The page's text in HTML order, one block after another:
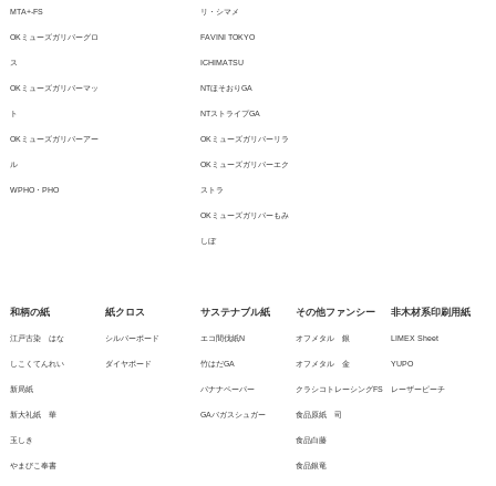
MTA+-FS
OKミューズガリバーグロ
ス
OKミューズガリバーマッ
ト
OKミューズガリバーアー
ル
WPHO・PHO
リ・シマメ
FAVINI TOKYO
ICHIMATSU
NTほそおりGA
NTストライプGA
OKミューズガリバーリラ
OKミューズガリバーエク
ストラ
OKミューズガリバーもみ
しぼ
和柄の紙
江戸古染 はな
しこくてんれい
新局紙
新大礼紙 華
玉しき
やまびこ奉書
紙クロス
シルバーボード
ダイヤボード
サステナブル紙
エコ間伐紙N
竹はだGA
バナナペーパー
GAバガスシュガー
その他ファンシー
オフメタル 銀
オフメタル 金
クラシコトレーシングFS
食品原紙 司
食品白藤
食品銀竜
非木材系印刷用紙
LIMEX Sheet
YUPO
レーザーピーチ